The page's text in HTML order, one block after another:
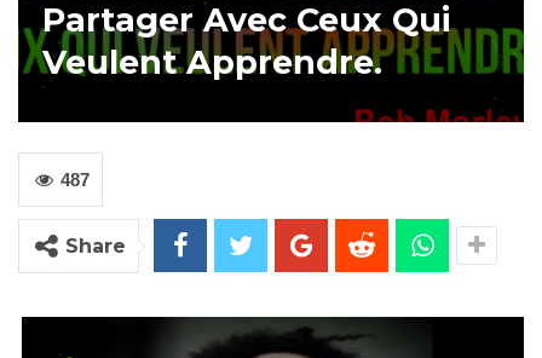
Partager Avec Ceux Qui
Veulent Apprendre.
487
Share